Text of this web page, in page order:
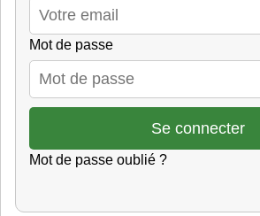
Mot de passe
Mot de passe oublié ?